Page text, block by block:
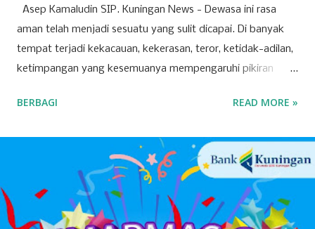
Asep Kamaludin SIP. Kuningan News - Dewasa ini rasa
aman telah menjadi sesuatu yang sulit dicapai. Di banyak
tempat terjadi kekacauan, kekerasan, teror, ketidak-adilan,
ketimpangan yang kesemuanya mempengaruhi pikiran
ketidak-amanan. Padahal, setiap orang mendambakan
kebutuhan dasar manusia, yang jika dikalkulasi lebih
berharga daripada kesehatan. Seseorang yang sakit
mungkin dapat tertidur, tetapi yang takut, dapat dipastikan
tidak dapat tidur, mungkin hanya sekedar hilang kantuknya
saja. Bagi yang sakit bisa merasa aman dan tidak
BERBAGI READ MORE »